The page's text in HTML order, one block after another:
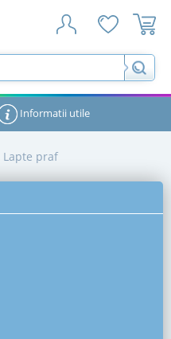
Informatii utile
Lapte praf